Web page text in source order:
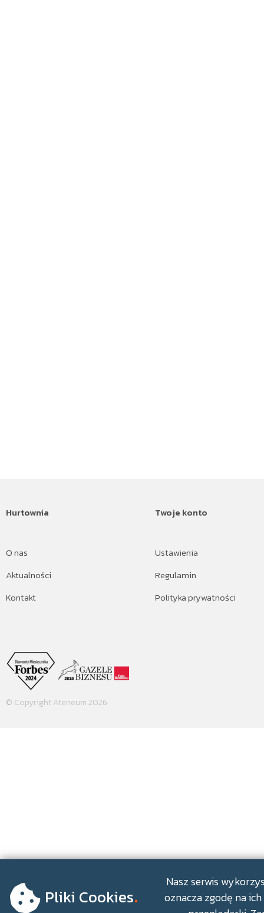
Hurtownia
O nas
Aktualności
Kontakt
Twoje konto
Ustawienia
Regulamin
Polityka prywatności
© Copyright Ateneum 2026
Pliki Cookies.
Nasz serwis
oznacza zgodę na